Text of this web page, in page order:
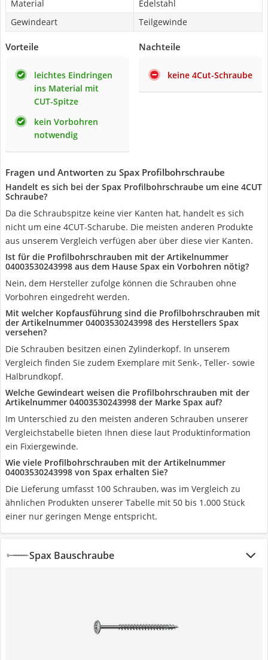
Material
Edelstahl
Gewindeart
Teilgewinde
Vorteile
leichtes Eindringen
ins Material mit
CUT-Spitze
kein Vorbohren
notwendig
Nachteile
keine 4Cut-Schraube
Fragen und Antworten zu Spax Profilbohrschraube
Handelt es sich bei der Spax Profilbohrschraube um eine 4CUT
Schraube?
Da die Schraubspitze keine vier Kanten hat, handelt es sich
nicht um eine 4CUT-Scharube. Die meisten anderen Produkte
aus unserem Vergleich verfügen aber über diese vier Kanten.
Ist für die Profilbohrschrauben mit der Artikelnummer
04003530243998 aus dem Hause Spax ein Vorbohren nötig?
Nein, dem Hersteller zufolge können die Schrauben ohne
Vorbohren eingedreht werden.
Mit welcher Kopfausführung sind die Profilbohrschrauben mit
der Artikelnummer 04003530243998 des Herstellers Spax
versehen?
Die Schrauben besitzen einen Zylinderkopf. In unserem
Vergleich finden Sie zudem Exemplare mit Senk-, Teller- sowie
Halbrundkopf.
Welche Gewindeart weisen die Profilbohrschrauben mit der
Artikelnummer 04003530243998 der Marke Spax auf?
Im Unterschied zu den meisten anderen Schrauben unserer
Vergleichstabelle bieten Ihnen diese laut Produktinformation
ein Fixiergewinde.
Wie viele Profilbohrschrauben mit der Artikelnummer
04003530243998 von Spax erhalten Sie?
Die Lieferung umfasst 100 Schrauben, was im Vergleich zu
ähnlichen Produkten unserer Tabelle mit 50 bis 1.000 Stück
einer nur geringen Menge entspricht.
Spax Bauschraube